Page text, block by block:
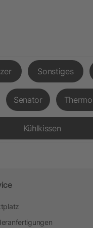
Sonstiges
Senator
Kühlkissen